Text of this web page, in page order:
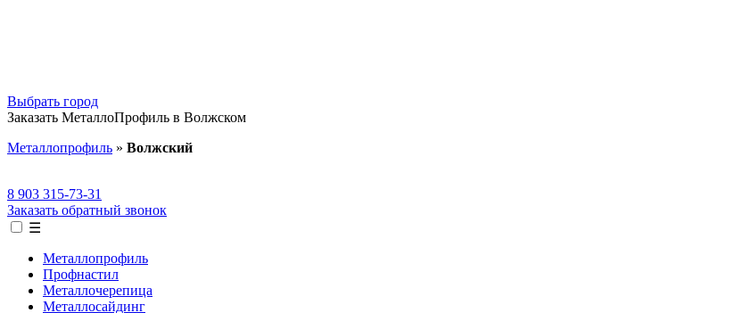
Выбрать город
Заказать МеталлоПрофиль в Волжском
Металлопрофиль » Волжский
8 903 315-73-31
Заказать обратный звонок
☰
Металлопрофиль
Профнастил
Металлочерепица
Металлосайдинг